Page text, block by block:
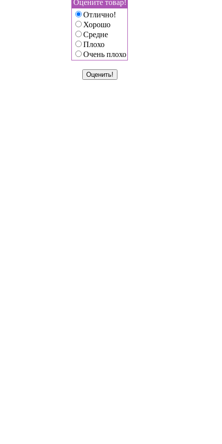
Оцените товар!
Отлично!
Хорошо
Средне
Плохо
Очень плохо